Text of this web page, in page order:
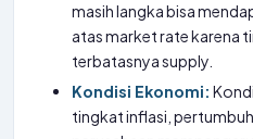
masih langka bisa
atas market rate karena
terbatasnya supply.
Kondisi Ekonomi:
tingkat inflasi,